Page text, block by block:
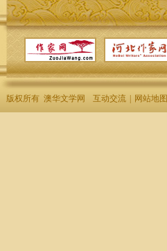
版权所有 澳华文学网 互动交流 网站地图